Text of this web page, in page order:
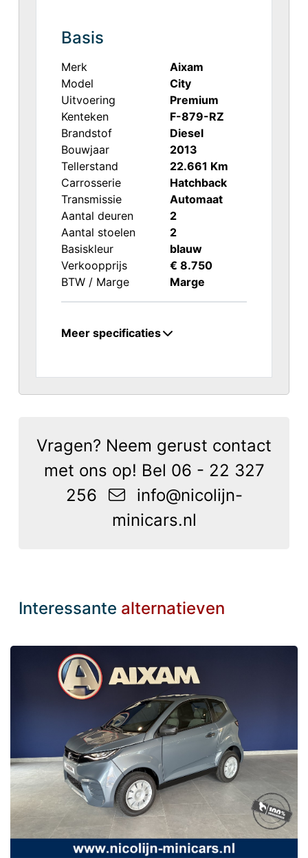
Basis
Merk
Aixam
Model
City
Uitvoering
Premium
Kenteken
F-879-RZ
Brandstof
Diesel
Bouwjaar
2013
Tellerstand
22.661 Km
Carrosserie
Hatchback
Transmissie
Automaat
Aantal deuren
2
Aantal stoelen
2
Basiskleur
blauw
Verkoopprijs
€ 8.750
BTW / Marge
Marge
Meer specificaties
Vragen? Neem gerust contact
met ons op! Bel 06 - 22 327
256
info@nicolijn-
minicars.nl
Interessante alternatieven